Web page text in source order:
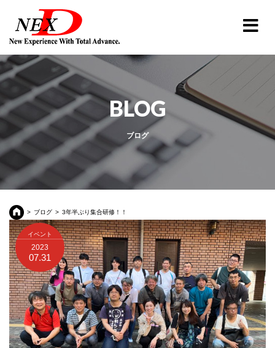
BLOG
ブログ
ブログ 3年半ぶり集合研修！！
イベント
2023
07.31